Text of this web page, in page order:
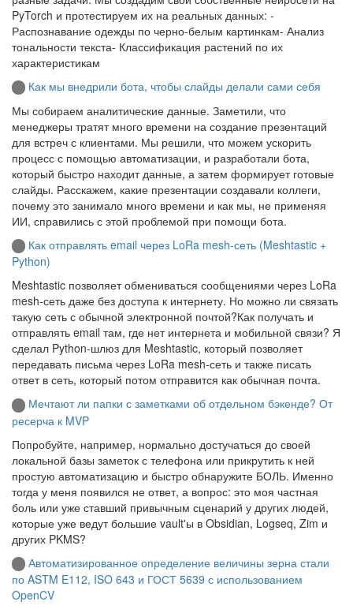
PyTorch и протестируем их на реальных данных: -
Распознавание одежды по черно-белым картинкам- Анализ
тональности текста- Классификация растений по их
характеристикам
Как мы внедрили бота, чтобы слайды делали сами себя
Мы собираем аналитические данные. Заметили, что
менеджеры тратят много времени на создание презентаций
для встреч с клиентами. Мы решили, что можем ускорить
процесс с помощью автоматизации, и разработали бота,
который быстро находит данные, а затем формирует готовые
слайды. Расскажем, какие презентации создавали коллеги,
почему это занимало много времени и как мы, не применяя
ИИ, справились с этой проблемой при помощи бота.
Как отправлять email через LoRa mesh-сеть (Meshtastic +
Python)
Meshtastic позволяет обмениваться сообщениями через LoRa
mesh-сеть даже без доступа к интернету. Но можно ли связать
такую сеть с обычной электронной почтой?Как получать и
отправлять email там, где нет интернета и мобильной связи? Я
сделал Python-шлюз для Meshtastic, который позволяет
передавать письма через LoRa mesh-сеть и также писать
ответ в сеть, который потом отправится как обычная почта.
Мечтают ли папки с заметками об отдельном бэкенде? От
ресерча к MVP
Попробуйте, например, нормально достучаться до своей
локальной базы заметок с телефона или прикрутить к ней
простую автоматизацию и быстро обнаружите БОЛЬ. Именно
тогда у меня появился не ответ, а вопрос: это моя частная
боль или уже ставший привычным сценарий у других людей,
которые уже ведут большие vault'ы в Obsidian, Logseq, Zim и
других PKMS?
Автоматизированное определение величины зерна стали
по ASTM E112, ISO 643 и ГОСТ 5639 с использованием
OpenCV